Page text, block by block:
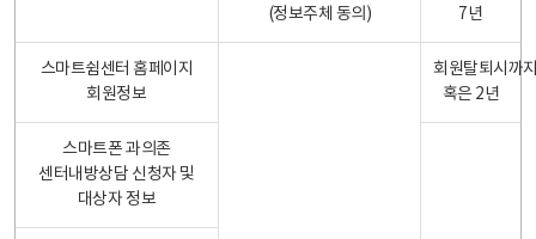
(정보주체 동의)
7년
스마트쉼센터 홈페이지
회원정보
회원탈퇴시까
혹은 2년
스마트폰 과의존
센터내방상담 신청자 및
대상자 정보